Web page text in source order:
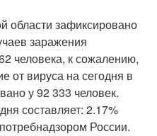
области зафиксировано
заражения
человека, к сожалению,
от вируса на сегодня в
у 92 333 человек.
составляет: 2.17%
России.